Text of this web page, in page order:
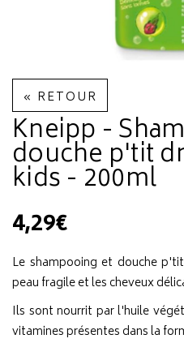
« RETOUR
Kneipp -
douche p'tit
kids - 200ml
4,29€
Le shampooing et douche
peau fragile et les cheveux
Ils sont nourrit par l'huile
vitamines présentes dans la